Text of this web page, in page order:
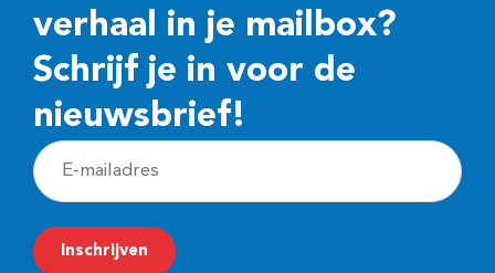
verhaal in je mailbox?
Schrijf je in voor de
nieuwsbrief!
E
-
m
a
Inschrijven